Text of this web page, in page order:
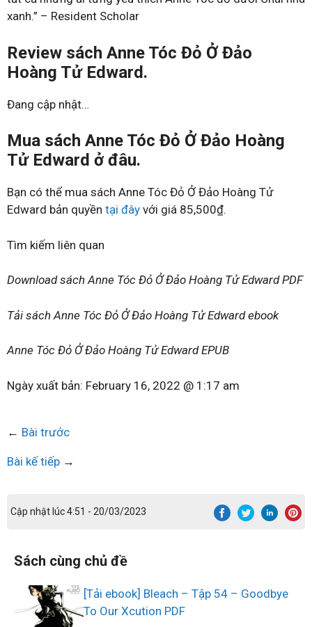
xanh.” – Resident Scholar
Review sách Anne Tóc Đỏ Ở Đảo
Hoàng Tử Edward.
Đang cập nhật…
Mua sách Anne Tóc Đỏ Ở Đảo Hoàng
Tử Edward ở đâu.
Bạn có thể mua sách Anne Tóc Đỏ Ở Đảo Hoàng Tử
Edward bản quyền tại đây với giá 85,500₫.
Tìm kiếm liên quan
Download sách Anne Tóc Đỏ Ở Đảo Hoàng Tử Edward PDF
Tải sách Anne Tóc Đỏ Ở Đảo Hoàng Tử Edward ebook
Anne Tóc Đỏ Ở Đảo Hoàng Tử Edward EPUB
Ngày xuất bản: February 16, 2022 @ 1:17 am
← Bài trước
Bài kế tiếp →
Cập nhật lúc 4:51 - 20/03/2023
Sách cùng chủ đề
[Tải ebook] Bleach – Tập 54 – Goodbye
To Our Xcution PDF